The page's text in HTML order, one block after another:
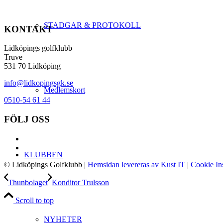
STADGAR & PROTOKOLL
Medlemskort
KLUBBEN
NYHETER
KONTAKT
Lidköpings golfklubb
Truve
531 70 Lidköping
info@lidkopingsgk.se
0510-54 61 44
FÖLJ OSS
© Lidköpings Golfklubb | Hemsidan levereras av Kust IT | Cookie
Thunbolaget Konditor Trulsson
Scroll to top